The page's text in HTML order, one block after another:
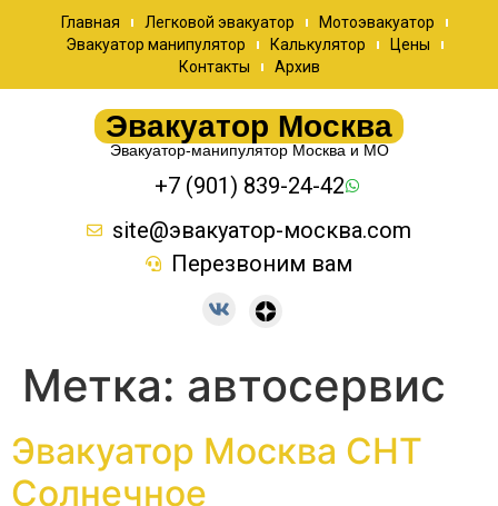
Главная Легковой эвакуатор
Мотоэвакуатор
Эвакуатор манипулятор
Калькулятор
Цены
Контакты
Архив
Эвакуатор Москва
Эвакуатор-манипулятор Москва и МО
+7 (901) 839-24-42
site@эвакуатор-москва.com
Перезвоним вам
Метка: автосервис
Эвакуатор Москва СНТ
Солнечное